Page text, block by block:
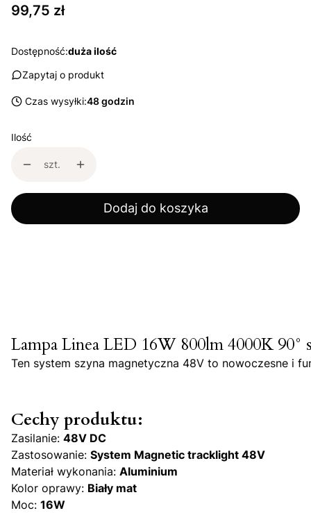
Cena
99,75 zł
Dostępność:duża ilość
Zapytaj o produkt
Czas wysyłki:48 godzin
Ilość
szt.
Dodaj do koszyka
Lampa Linea LED 16W 800lm 4000K 90°
Ten system szyna magnetyczna 48V to nowoczesne i
Cechy produktu:
Zasilanie: 48V DC
Zastosowanie: System Magnetic tracklight 48V
Materiał wykonania: Aluminium
Kolor oprawy: Biały mat
Moc: 16W